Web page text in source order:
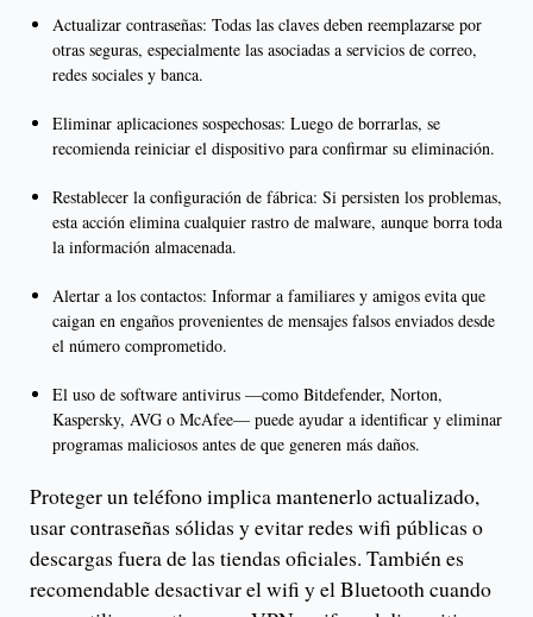
Actualizar contraseñas: Todas las claves deben reemplazarse por
otras seguras, especialmente las asociadas a servicios de correo,
redes sociales y banca.
Eliminar aplicaciones sospechosas: Luego de borrarlas, se
recomienda reiniciar el dispositivo para confirmar su eliminación.
Restablecer la configuración de fábrica: Si persisten los problemas,
esta acción elimina cualquier rastro de malware, aunque borra toda
la información almacenada.
Alertar a los contactos: Informar a familiares y amigos evita que
caigan en engaños provenientes de mensajes falsos enviados desde
el número comprometido.
El uso de software antivirus —como Bitdefender, Norton,
Kaspersky, AVG o McAfee— puede ayudar a identificar y eliminar
programas maliciosos antes de que generen más daños.
Proteger un teléfono implica mantenerlo actualizado,
usar contraseñas sólidas y evitar redes wifi públicas o
descargas fuera de las tiendas oficiales. También es
recomendable desactivar el wifi y el Bluetooth cuando